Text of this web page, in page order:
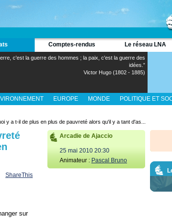
Comptes-rendus Le réseau LNA
c'est la guerre des hommes ; la paix, c'est la guerre des
idées.”
Victor Hugo (1802 - 1885)
EUROPE MONDE
POLITIQUE ET
y a t-il de plus en plus de pauvreté alors qu'il y a tant d'as...
ShareThis
sur
Arcadie de Ajaccio
25 mai 2010 20:30
Animateur : Pascal Bruno